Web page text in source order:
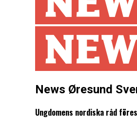
News Øresund
Ungdomens nordiska råd